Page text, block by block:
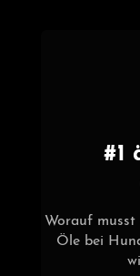
#1
Worauf
Öle bei